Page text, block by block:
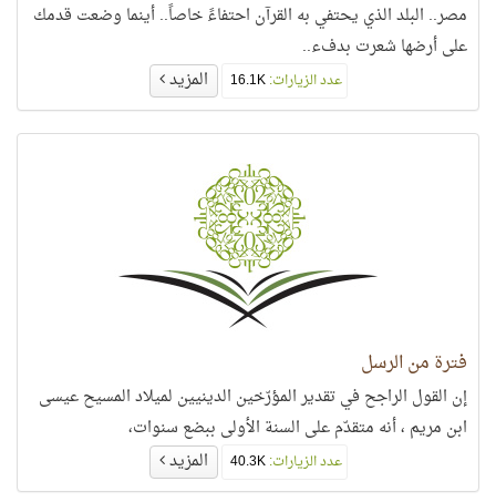
مصر.. البلد الذي يحتفي به القرآن احتفاءً خاصاً.. أينما وضعت قدمك
على أرضها شعرت بدفء..
عدد الزيارات:16.1K المزيد
فترة من الرسل
إن القول الراجح في تقدير المؤرّخين الدينيين لميلاد المسيح عيسى
ابن مريم ، أنه متقدّم على السنة الأولى ببضع سنوات،
عدد الزيارات:40.3K المزيد